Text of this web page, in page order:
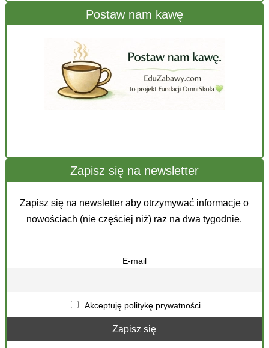
Postaw nam kawę
Zapisz się na newsletter
Zapisz się na newsletter aby otrzymywać informacje o
nowościach (nie częściej niż) raz na dwa tygodnie.
E-mail
Akceptuję politykę prywatności